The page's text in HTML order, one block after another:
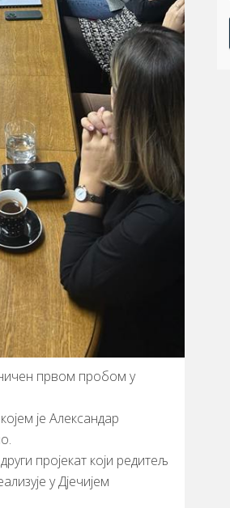
првом пробом у
је Александар
пројекат који редитељ
у Дјечијем